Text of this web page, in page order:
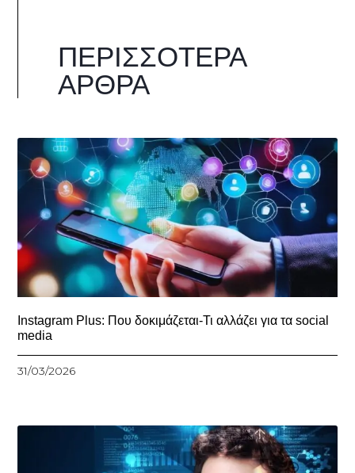
ΠΕΡΙΣΣΌΤΕΡΑ
ΆΡΘΡΑ
Instagram Plus: Που δοκιμάζεται-Τι αλλάζει για τα social
media
31/03/2026